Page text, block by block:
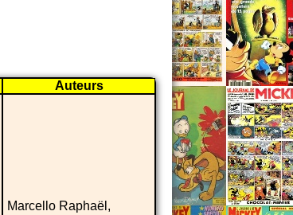
Auteurs
Marcello Raphaël,